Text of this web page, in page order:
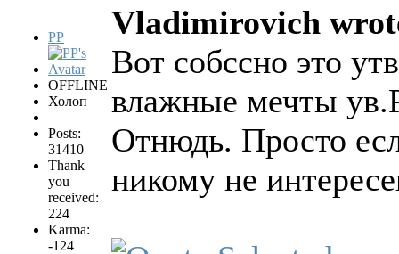
PP
OFFLINE
Холоп
Posts:
31410
Thank
you
received:
224
Karma:
-124
Vladimirovich
Вот собссно это
влажные мечты
Отнюдь. Просто
никому не